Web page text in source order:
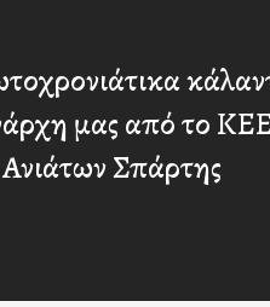
μας από το
Σπάρτης